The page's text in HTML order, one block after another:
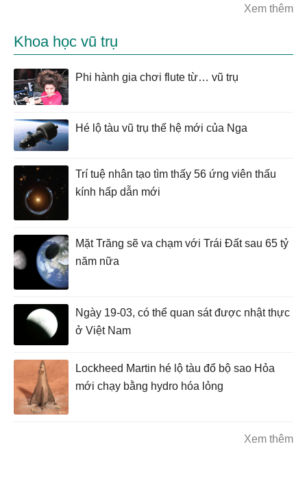
Xem thêm
Khoa học vũ trụ
Phi hành gia chơi flute từ… vũ trụ
Hé lộ tàu vũ trụ thế hệ mới của Nga
Trí tuệ nhân tạo tìm thấy 56 ứng viên thấu
kính hấp dẫn mới
Mặt Trăng sẽ va chạm với Trái Đất sau 65 tỷ
năm nữa
Ngày 19-03, có thể quan sát được nhật thực
ở Việt Nam
Lockheed Martin hé lộ tàu đổ bộ sao Hỏa
mới chạy bằng hydro hóa lỏng
Xem thêm